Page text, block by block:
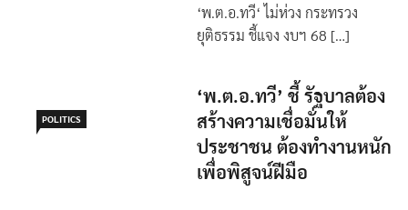
‘พ.ต.อ.ทวี‘ ไม่ห่วง กระทรวง
ยุติธรรม ชี้แจง งบฯ 68 […]
POLITICS
‘พ.ต.อ.ทวี’ ชี้ รัฐบาลต้อง
สร้างความเชื่อมั่นให้
ประชาชน ต้องทำงานหนัก
เพื่อพิสูจน์ฝีมือ